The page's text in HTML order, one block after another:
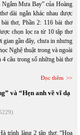
Mưa Bay” của Hoàng
dài ngắn khác nhau được
thơ, Phần 2: 116 bài thơ
chọn lọc ra từ 10 tập thơ
gian gần đây, chưa in nhưng
Nghệ thuật trong và ngoài
câu trong số những bài thơ
Đọc thêm
và “Hẹn anh về vĩ dạ
trình làng 2 tập thơ: “Hoa